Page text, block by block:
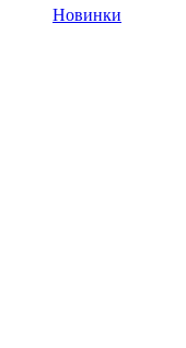
Новинки